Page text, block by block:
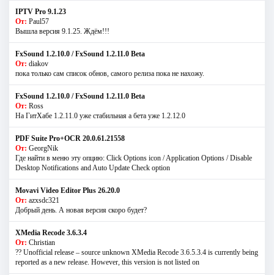
IPTV Pro 9.1.23
От: Paul57
Вышла версия 9.1.25. Ждём!!!
FxSound 1.2.10.0 / FxSound 1.2.11.0 Beta
От: diakov
пока только сам список обнов, самого релиза пока не нахожу.
FxSound 1.2.10.0 / FxSound 1.2.11.0 Beta
От: Ross
На ГитХабе 1.2.11.0 уже стабильная а бета уже 1.2.12.0
PDF Suite Pro+OCR 20.0.61.21558
От: GeorgNik
Где найти в меню эту опцию: Click Options icon / Application Options / Disable
Desktop Notifications and Auto Update Check option
Movavi Video Editor Plus 26.20.0
От: azxsdc321
Добрый день. А новая версия скоро будет?
XMedia Recode 3.6.3.4
От: Christian
?? Unofficial release – source unknown XMedia Recode 3.6.5.3.4 is currently being
reported as a new release. However, this version is not listed on